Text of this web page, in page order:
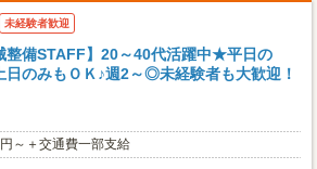
未経験者歓迎
整備STAFF】20～40代活躍中★平日の
日のみもＯＫ♪週2～◎未経験者も大歓迎！
～＋交通費一部支給